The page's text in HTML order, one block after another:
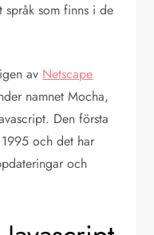
språk som finns i de
av Netscape
namnet Mocha,
Den första
1995 och det har
och